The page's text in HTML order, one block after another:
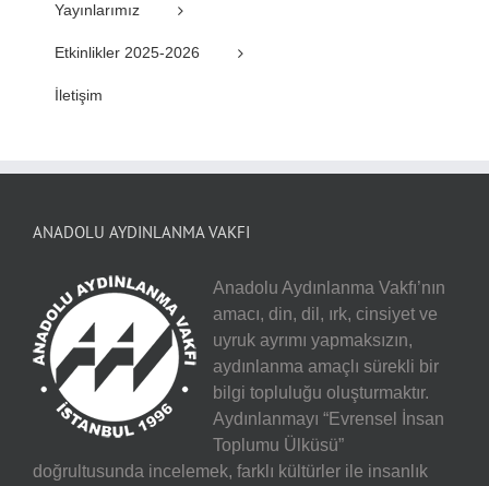
Yayınlarımız
Etkinlikler 2025-2026
İletişim
ANADOLU AYDINLANMA VAKFI
Anadolu Aydınlanma Vakfı’nın
amacı, din, dil, ırk, cinsiyet ve
uyruk ayrımı yapmaksızın,
aydınlanma amaçlı sürekli bir
bilgi topluluğu oluşturmaktır.
Aydınlanmayı “Evrensel İnsan
Toplumu Ülküsü”
doğrultusunda incelemek, farklı kültürler ile insanlık